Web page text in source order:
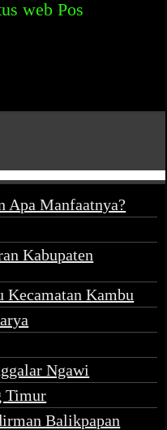
web Pos
Apa Manfaatnya?
Kabupaten
Kecamatan Kambu
Ngawi
Timur
Balikpapan